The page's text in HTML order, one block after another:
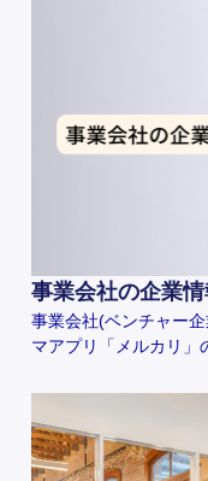
事業会社の企業情
事業会社(ベンチャー
マアプリ「メルカリ